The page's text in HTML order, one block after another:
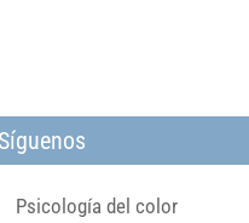
Síguenos
Psicología del color